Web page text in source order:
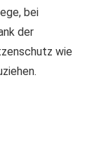
bei
der
wie